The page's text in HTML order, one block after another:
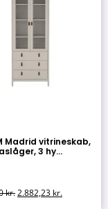
Madrid vitrineskab,
3 hy...
kr.2.882,23 kr.